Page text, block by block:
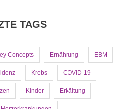
TAGS
Concepts Ernährung EBM
Krebs COVID-19
Kinder Erkältung